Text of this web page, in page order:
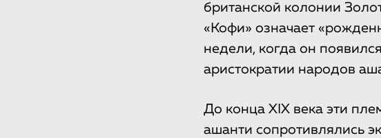
британской колонии
«Кофи» означает
недели, когда он
аристократии народов
До конца XIX века эти
ашанти сопротивлялись